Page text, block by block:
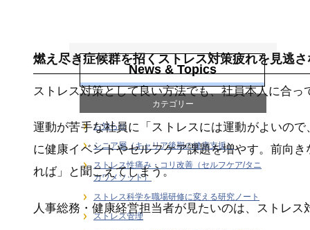
燃え尽き症候群を招くストレス対策疲れを見逃
ストレス対策として良い方法でも、社員本人に合
運動が苦手な社員に「ストレスには運動がよいの
に健康イベントやセルフケア課題を増やす。前向
れば」と聞こえてしまう。
人事総務・健康経営担当者が見たいのは、ストレ
News & Topics
カテゴリー
お知らせ
シニア層（キャリア後期の健康支援）
ストレス性痛み・コリ改善（セルフケア/タニ
カワメソッド）
ストレス科学を職場研修に変える研究ノート
ストレス管理